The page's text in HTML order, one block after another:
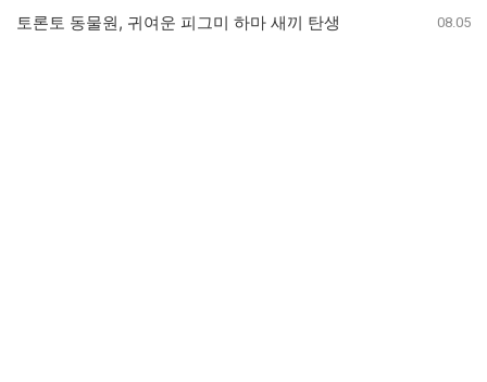
토론토 동물원, 귀여운 피그미 하마 새끼 탄생 08.05